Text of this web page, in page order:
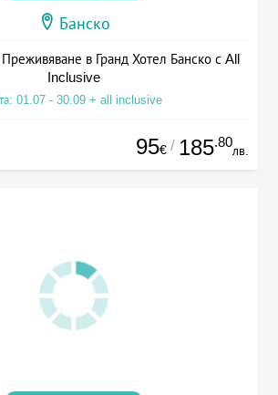
Банско
в Гранд Хотел Банско с All
Inclusive
01.07 - 30.09 + all inclusive
95€ / 185.80
лв.